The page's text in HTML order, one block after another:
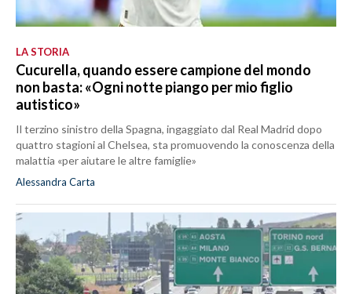
LA STORIA
Cucurella, quando essere campione del mondo
non basta: «Ogni notte piango per mio figlio
autistico»
Il terzino sinistro della Spagna, ingaggiato dal Real Madrid dopo
quattro stagioni al Chelsea, sta promuovendo la conoscenza della
malattia «per aiutare le altre famiglie»
Alessandra Carta